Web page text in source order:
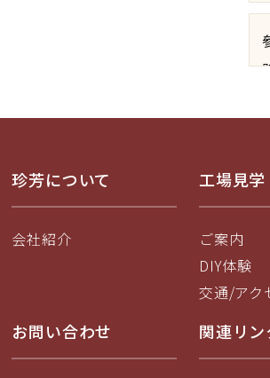
珍芳について
会社紹介
工場見学
ご案内
DIY体験
交通/アク
お問い合わせ 関連リン